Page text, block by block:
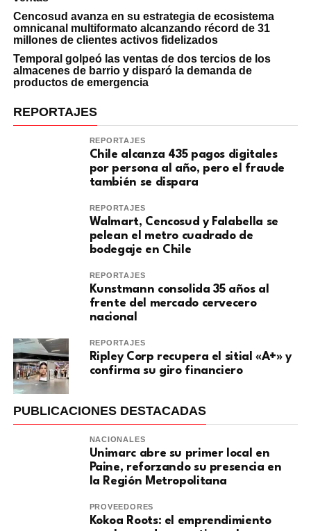
Cencosud avanza en su estrategia de ecosistema
omnicanal multiformato alcanzando récord de 31
millones de clientes activos fidelizados
Temporal golpeó las ventas de dos tercios de los
almacenes de barrio y disparó la demanda de
productos de emergencia
REPORTAJES
REPORTAJES
Chile alcanza 435 pagos digitales
por persona al año, pero el fraude
también se dispara
REPORTAJES
Walmart, Cencosud y Falabella se
pelean el metro cuadrado de
bodegaje en Chile
REPORTAJES
Kunstmann consolida 35 años al
frente del mercado cervecero
nacional
REPORTAJES
Ripley Corp recupera el sitial «A+» y
confirma su giro financiero
PUBLICACIONES DESTACADAS
NACIONALES
Unimarc abre su primer local en
Paine, reforzando su presencia en
la Región Metropolitana
PROVEEDORES
Kokoa Roots: el emprendimiento